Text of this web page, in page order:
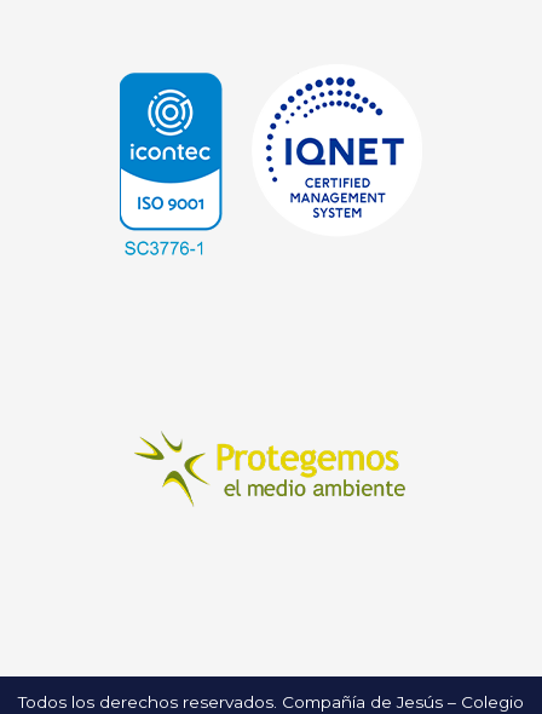
Todos los derechos reservados. Compañía de Jesús – Colegio